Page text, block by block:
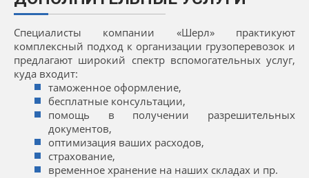
Специалисты компании «Шерл» практикуют
комплексный подход к организации грузоперевозок и
предлагают широкий спектр вспомогательных услуг,
куда входит:
таможенное оформление,
бесплатные консультации,
помощь в получении разрешительных
документов,
оптимизация ваших расходов,
страхование,
временное хранение на наших складах и пр.